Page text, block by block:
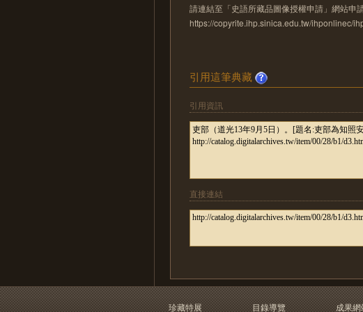
請連結至「史語所藏品圖像授權申請」網站申
https://copyrite.ihp.sinica.edu.tw/ihponlinec/
引用這筆典藏
引用資訊
直接連結
珍藏特展 目錄導覽 成果